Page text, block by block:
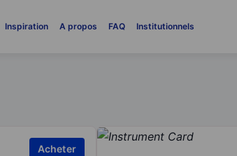
Inspiration A propos FAQ Institutionnels
Acheter